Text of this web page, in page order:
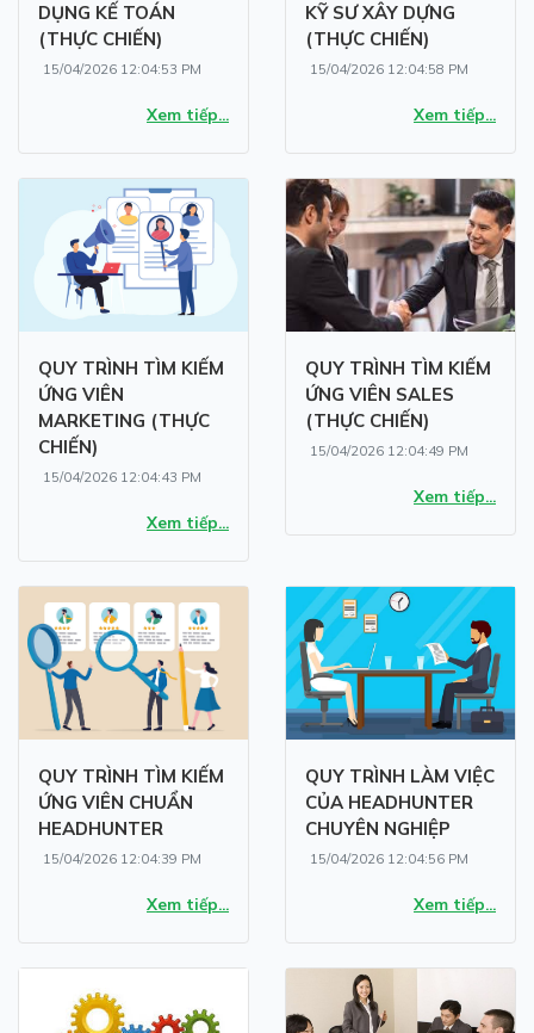
DỤNG KẾ TOÁN
(THỰC CHIẾN)
15/04/2026 12:04:53 PM
Xem tiếp...
KỸ SƯ XÂY DỰNG
(THỰC CHIẾN)
15/04/2026 12:04:58 PM
Xem tiếp...
QUY TRÌNH TÌM KIẾM
ỨNG VIÊN
MARKETING (THỰC
CHIẾN)
15/04/2026 12:04:43 PM
Xem tiếp...
QUY TRÌNH TÌM KIẾM
ỨNG VIÊN SALES
(THỰC CHIẾN)
15/04/2026 12:04:49 PM
Xem tiếp...
QUY TRÌNH TÌM KIẾM
ỨNG VIÊN CHUẨN
HEADHUNTER
15/04/2026 12:04:39 PM
Xem tiếp...
QUY TRÌNH LÀM VIỆC
CỦA HEADHUNTER
CHUYÊN NGHIỆP
15/04/2026 12:04:56 PM
Xem tiếp...